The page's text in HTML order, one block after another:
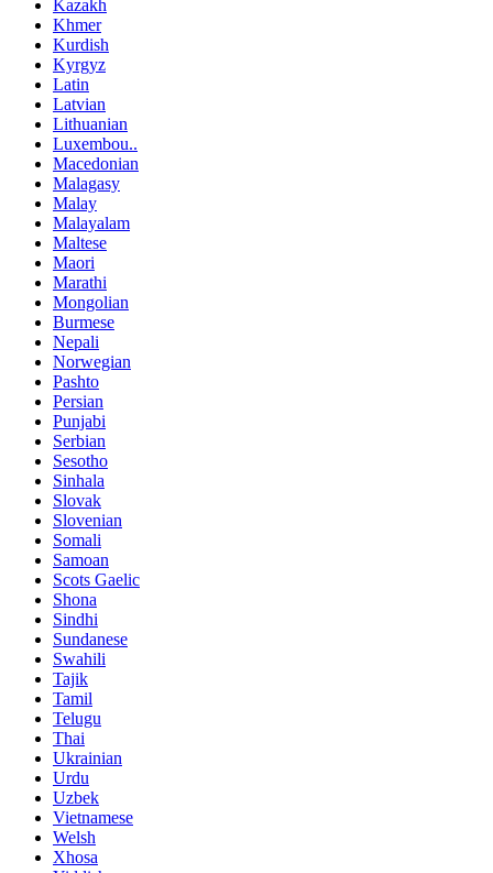
Kazakh
Khmer
Kurdish
Kyrgyz
Latin
Latvian
Lithuanian
Luxembou..
Macedonian
Malagasy
Malay
Malayalam
Maltese
Maori
Marathi
Mongolian
Burmese
Nepali
Norwegian
Pashto
Persian
Punjabi
Serbian
Sesotho
Sinhala
Slovak
Slovenian
Somali
Samoan
Scots Gaelic
Shona
Sindhi
Sundanese
Swahili
Tajik
Tamil
Telugu
Thai
Ukrainian
Urdu
Uzbek
Vietnamese
Welsh
Xhosa